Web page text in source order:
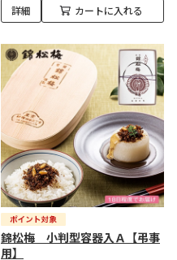
詳細 カートに入れる
錦松梅 小判型容器入Ａ【弔事
用】